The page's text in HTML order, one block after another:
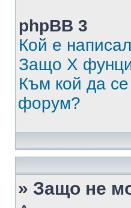
phpBB 3
Кой е
Защо X
Към кой да
форум?
» Защо не